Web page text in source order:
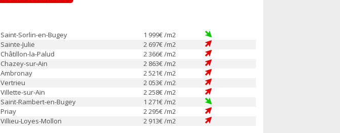
Saint-Sorlin-en-Bugey 1 999€ /m2
Sainte-Julie
2 697€ /m2
Châtillon-la-Palud
2 366€ /m2
Chazey-sur-Ain
2 863€ /m2
Ambronay
2 521€ /m2
Vertrieu
2 053€ /m2
Villette-sur-Ain
2 258€ /m2
Saint-Rambert-en-Bugey
1 271€ /m2
Priay
2 295€ /m2
Villieu-Loyes-Mollon
2 913€ /m2